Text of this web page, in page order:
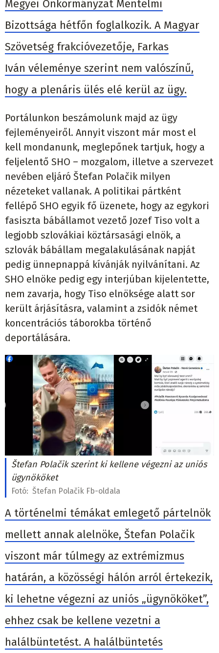
Megyei Önkormányzat Mentelmi
Bizottsága hétfőn foglalkozik. A Magyar
Szövetség frakcióvezetője, Farkas
Iván véleménye szerint nem valószínű,
hogy a plenáris ülés elé kerül az ügy.
Portálunkon beszámolunk majd az ügy
fejleményeiről. Annyit viszont már most el
kell mondanunk, meglepőnek tartjuk, hogy a
feljelentő SHO – mozgalom, illetve a szervezet
nevében eljáró Štefan Polačik milyen
nézeteket vallanak. A politikai pártként
fellépő SHO egyik fő üzenete, hogy az egykori
fasiszta bábállamot vezető Jozef Tiso volt a
legjobb szlovákiai köztársasági elnök, a
szlovák bábállam megalakulásának napját
pedig ünnepnappá kívánják nyilvánítani. Az
SHO elnöke pedig egy interjúban kijelentette,
nem zavarja, hogy Tiso elnöksége alatt sor
került árjásításra, valamint a zsidók német
koncentrációs táborokba történő
deportálására.
Štefan Polačik szerint ki kellene végezni az uniós
ügynököket
Fotó: Štefan Polačik Fb-oldala
A történelmi témákat emlegető pártelnök
mellett annak alelnöke, Štefan Polačik
viszont már túlmegy az extrémizmus
határán, a közösségi hálón arról értekezik,
ki lehetne végezni az uniós „ügynököket”,
ehhez csak be kellene vezetni a
halálbüntetést. A halálbüntetés